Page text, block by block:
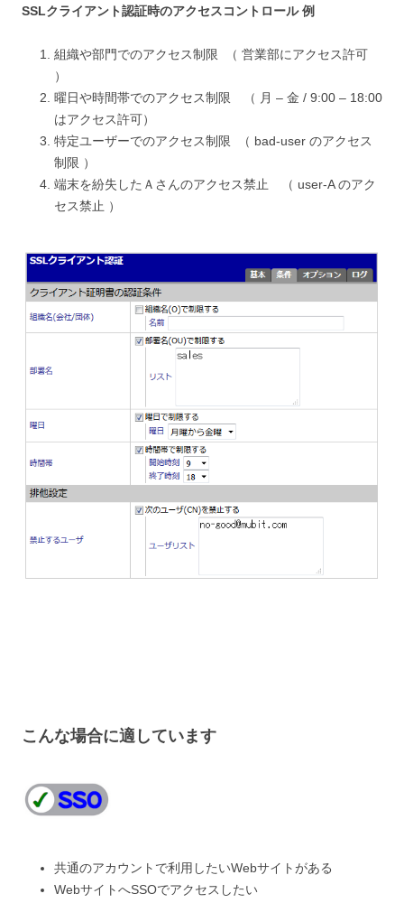
SSLクライアント認証時のアクセスコントロール 例
組織や部門でのアクセス制限 （ 営業部にアクセス許可
）
曜日や時間帯でのアクセス制限 （ 月 – 金 / 9:00 – 18:00
はアクセス許可）
特定ユーザーでのアクセス制限 （ bad-user のアクセス
制限 ）
端末を紛失したＡさんのアクセス禁止 （ user-A のアク
セス禁止 ）
こんな場合に適しています
共通のアカウントで利用したいWebサイトがある
WebサイトへSSOでアクセスしたい